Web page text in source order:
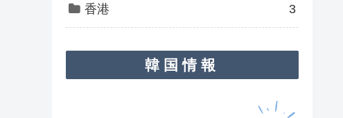
香港 3
韓国情報